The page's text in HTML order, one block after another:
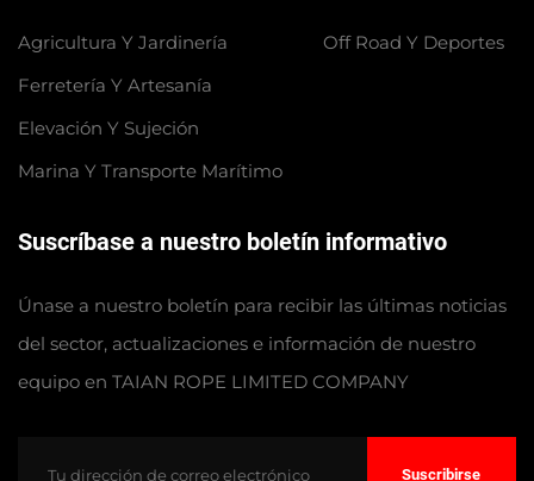
Agricultura Y Jardinería
Ferretería Y Artesanía
Elevación Y Sujeción
Marina Y Transporte Marítimo
Off Road Y Deportes
Suscríbase a nuestro boletín informativo
Únase a nuestro boletín para recibir las últimas noticias
del sector, actualizaciones e información de nuestro
equipo en TAIAN ROPE LIMITED COMPANY
Suscribirse